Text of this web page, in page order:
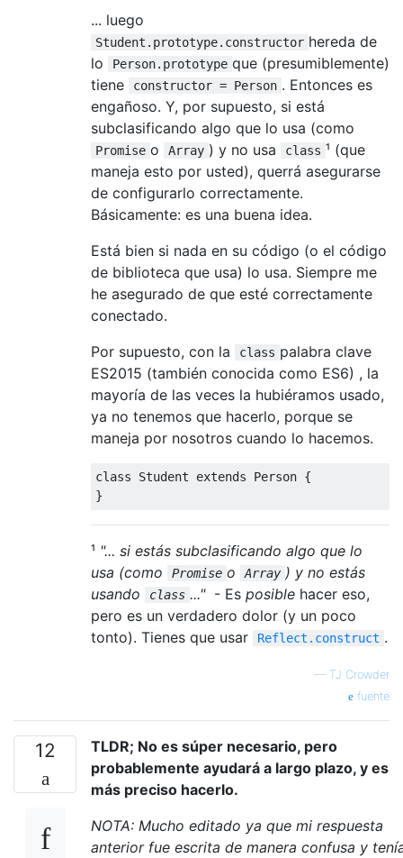
... luego
Student.prototype.constructor hereda de
lo
Person.prototype que (presumiblemente)
tiene
constructor = Person . Entonces es
engañoso. Y, por supuesto, si está
subclasificando algo que lo usa (como
Promise o Array ) y no usa class ¹ (que
maneja esto por usted), querrá asegurarse
de configurarlo correctamente.
Básicamente: es una buena idea.
Está bien si nada en su código (o el código
de biblioteca que usa) lo usa. Siempre me
he asegurado de que esté correctamente
conectado.
Por supuesto, con la
class palabra clave
ES2015 (también conocida como ES6) , la
mayoría de las veces la hubiéramos usado,
ya no tenemos que hacerlo, porque se
maneja por nosotros cuando lo hacemos.
class Student extends Person {
}
¹ "... si estás subclasificando algo que lo
usa (como
Promise o Array ) y no estás
usando
class ..."- Es posible hacer eso,
pero es un verdadero dolor (y un poco
tonto). Tienes que usar
Reflect.construct .
— TJ Crowder
fuente
12
TLDR; No es súper necesario, pero
probablemente ayudará a largo plazo, y es
más preciso hacerlo.
NOTA: Mucho editado ya que mi respuesta
anterior fue escrita de manera confusa y